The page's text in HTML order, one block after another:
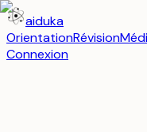
aiduka
OrientationRévision
Connexion